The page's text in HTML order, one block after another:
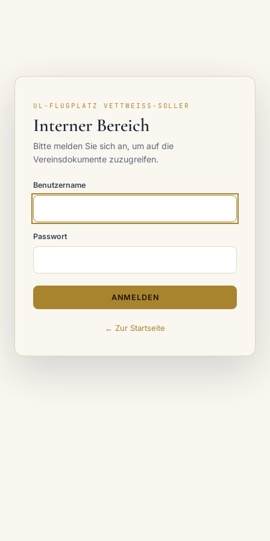
UL-FLUGPLATZ VETTWEISS-SOLLER
Interner Bereich
Bitte melden Sie sich an, um auf die
Vereinsdokumente zuzugreifen.
Benutzername
Passwort
ANMELDEN
← Zur Startseite